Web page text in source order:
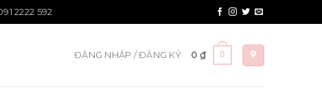
2222 592
ĐĂNG NHẬP / ĐĂNG KÝ 0 ₫ 0